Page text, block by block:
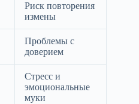
Риск повторения
измены
Проблемы с
доверием
Стресс и
эмоциональные
муки